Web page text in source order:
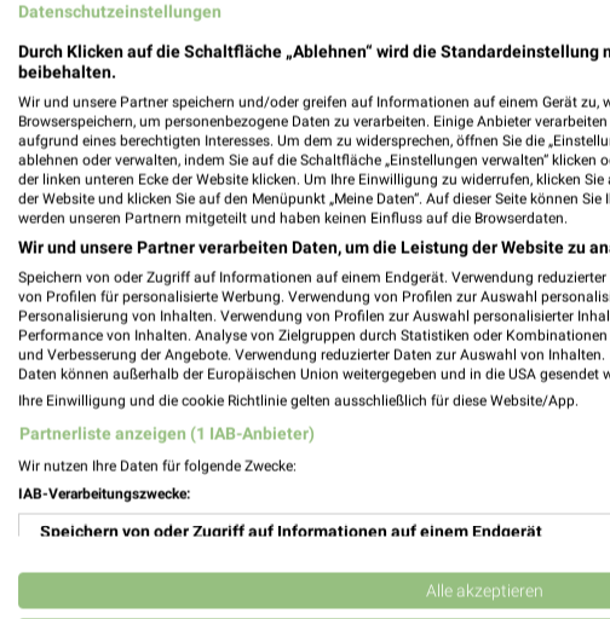
Aktuelle Angebote in dieser Filiale
Anzahl Prospekte: 1
Letztes Prospektupdate: vor 6 Tagen
PENNY
03.08.
Gültig von 03. Aug.
📅 Kalendereintrag
Datenschutzeinstellungen
Durch Klicken auf die Schaltfläche „Ablehnen“ wird die
beibehalten.
Wir und unsere Partner speichern und/oder greifen auf Informationen auf einem Gerät zu,
Browserspeichern, um personenbezogene Daten zu verarbeiten. Einige Anbieter
aufgrund eines berechtigten Interesses. Um dem zu widersprechen, öffnen Sie die
ablehnen oder verwalten, indem Sie auf die Schaltfläche „Einstellungen verwalten“ klicken
der linken unteren Ecke der Website klicken. Um Ihre Einwilligung zu widerrufen, klicken
der Website und klicken Sie auf den Menüpunkt „Meine Daten“. Auf dieser Seite können
werden unseren Partnern mitgeteilt und haben keinen Einfluss auf die Browserdaten.
Wir und unsere Partner verarbeiten Daten, um die Leistung der Website zu
Speichern von oder Zugriff auf Informationen auf einem Endgerät. Verwendung
von Profilen für personalisierte Werbung. Verwendung von Profilen zur Auswahl
Personalisierung von Inhalten. Verwendung von Profilen zur Auswahl personalisierter
Performance von Inhalten. Analyse von Zielgruppen durch Statistiken oder
und Verbesserung der Angebote. Verwendung reduzierter Daten zur Auswahl von Inhalten.
Daten können außerhalb der Europäischen Union weitergegeben und in die USA gesendet
Ihre Einwilligung und die cookie Richtlinie gelten ausschließlich für diese Website/App.
Partnerliste anzeigen (1 IAB-Anbieter)
Wir nutzen Ihre Daten für folgende Zwecke:
IAB-Verarbeitungszwecke:
Speichern von oder Zugriff auf Informationen auf einem Endgerät
Verwendung reduzierter Daten zur Auswahl von Werbeanzeigen
Alle akzeptieren